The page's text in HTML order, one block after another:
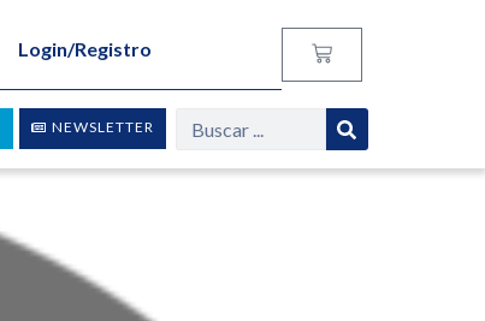
Login/Registro
NEWSLETTER